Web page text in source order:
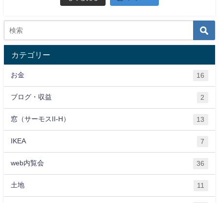
カテゴリー
お金 16
ブログ・収益 2
窓（サーモスII-H） 13
IKEA 7
web内覧会 36
土地 11